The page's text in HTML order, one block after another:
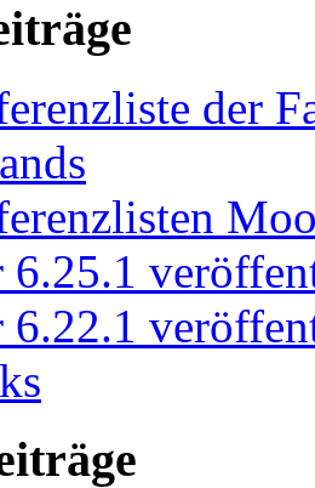
der
6.25.1
6.22.1